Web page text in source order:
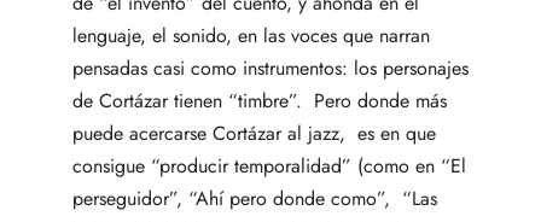
lenguaje, el sonido, en las voces que narran
pensadas casi como instrumentos: los personajes
de Cortázar tienen “timbre”. Pero donde más
puede acercarse Cortázar al jazz, es en que
consigue “producir temporalidad” (como en “El
perseguidor”, “Ahí pero donde como”, “Las